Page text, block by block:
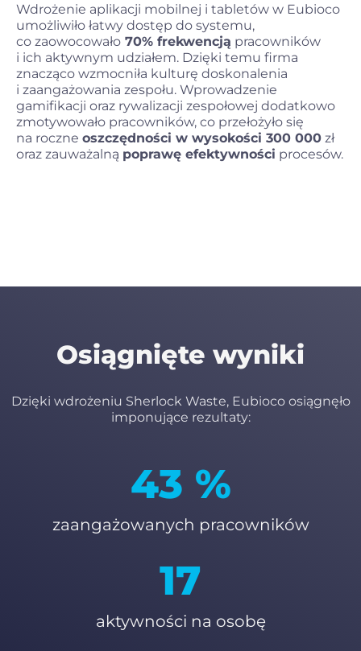
Wdrożenie aplikacji mobilnej i tabletów w Eubioco
umożliwiło łatwy dostęp do systemu,
co zaowocowało 70% frekwencją pracowników
i ich aktywnym udziałem. Dzięki temu firma
znacząco wzmocniła kulturę doskonalenia
i zaangażowania zespołu. Wprowadzenie
gamifikacji oraz rywalizacji zespołowej dodatkowo
zmotywowało pracowników, co przełożyło się
na roczne oszczędności w wysokości 300 000 zł
oraz zauważalną poprawę efektywności procesów.
Osiągnięte wyniki
Dzięki wdrożeniu Sherlock Waste, Eubioco osiągnęło
imponujące rezultaty:
54 %
zaangażowanych pracowników
21
aktywności na osobę